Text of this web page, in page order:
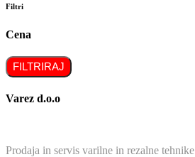
Filtri
Cena
FILTRIRAJ
Varez d.o.o
Prodaja in servis varilne in rezalne tehnike